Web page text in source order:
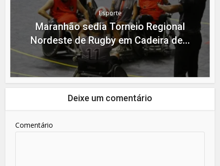
Esporte
Maranhão sedia Torneio Regional
Nordeste de Rugby em Cadeira de...
Deixe um comentário
Comentário